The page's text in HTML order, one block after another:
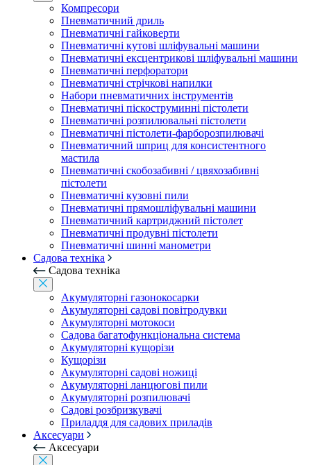
Компресори
Пневматичний дриль
Пневматичні гайковерти
Пневматичні кутові шліфувальні машини
Пневматичні ексцентрикові шліфувальні машини
Пневматичні перфоратори
Пневматичні стрічкові напилки
Набори пневматичних інструментів
Пневматичні піскоструминні пістолети
Пневматичні розпилювальні пістолети
Пневматичні пістолети-фарборозпилювачі
Пневматичний шприц для консистентного
мастила
Пневматичні скобозабивні / цвяхозабивні
пістолети
Пневматичні кузовні пили
Пневматичні прямошліфувальні машини
Пневматичний картриджний пістолет
Пневматичні продувні пістолети
Пневматичні шинні манометри
Садова техніка
Садова техніка
Акумуляторні газонокосарки
Акумуляторні садові повітродувки
Акумуляторні мотокоси
Садова багатофункціональна система
Акумуляторні кущорізи
Кущорізи
Акумуляторні садові ножиці
Акумуляторні ланцюгові пили
Акумуляторні розпилювачі
Садові розбризкувачі
Приладдя для садових приладів
Аксесуари
Аксесуари